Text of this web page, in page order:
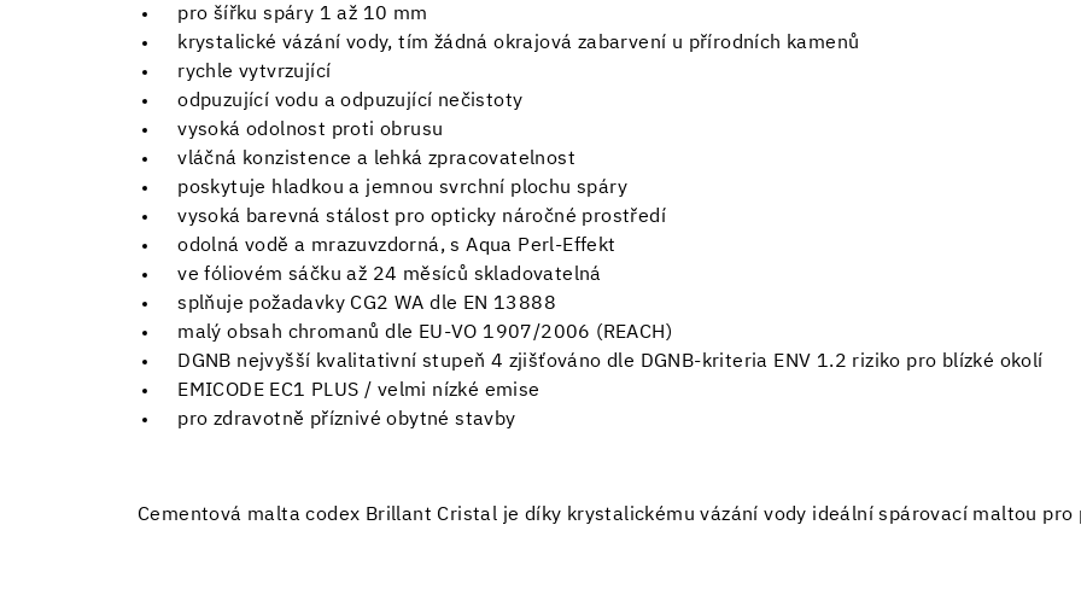
pro šířku spáry 1 až 10 mm
krystalické vázání vody, tím žádná okrajová zabarvení u přírodních kamenů
rychle vytvrzující
odpuzující vodu a odpuzující nečistoty
vysoká odolnost proti obrusu
vláčná konzistence a lehká zpracovatelnost
poskytuje hladkou a jemnou svrchní plochu spáry
vysoká barevná stálost pro opticky náročné prostředí
odolná vodě a mrazuvzdorná, s Aqua Perl-Effekt
ve fóliovém sáčku až 24 měsíců skladovatelná
splňuje požadavky CG2 WA dle EN 13888
malý obsah chromanů dle EU-VO 1907/2006 (REACH)
DGNB nejvyšší kvalitativní stupeň 4 zjišťováno dle DGNB-kriteria ENV 1.2 riziko pro blízké okolí
EMICODE EC1 PLUS / velmi nízké emise
pro zdravotně příznivé obytné stavby
Cementová malta codex Brillant Cristal je díky krystalickému vázání vody ideální spárovací maltou pro